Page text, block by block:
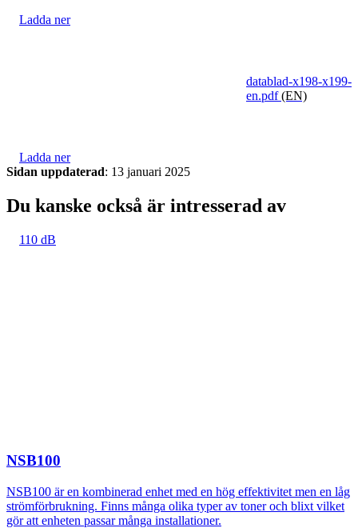
Ladda ner
datablad-x198-x199-
en.pdf(EN)
Ladda ner
Sidan uppdaterad: 13 januari 2025
Du kanske också är intresserad av
110 dB
NSB100
NSB100 är en kombinerad enhet med en hög effektivitet men en låg
strömförbrukning. Finns många olika typer av toner och blixt vilket
gör att enheten passar många installationer.